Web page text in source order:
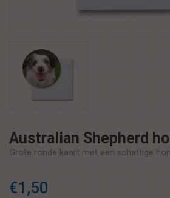
Australian Shepherd
Grote ronde kaart met een schattige
€1,50